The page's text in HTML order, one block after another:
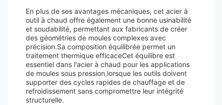
En plus de ses avantages mécaniques, cet acier à
outil à chaud offre également une bonne usinabilité
et soudabilité, permettant aux fabricants de créer
des géométries de moules complexes avec
précision.Sa composition équilibrée permet un
traitement thermique efficaceCet équilibre est
essentiel dans l'acier à chaud pour les applications
de moules sous pression,lorsque les outils doivent
supporter des cycles rapides de chauffage et de
refroidissement sans compromettre leur intégrité
structurelle.